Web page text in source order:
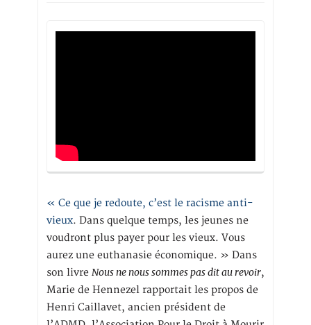
« Ce que je redoute, c’est le racisme anti-
vieux. Dans quelque temps, les jeunes ne
voudront plus payer pour les vieux. Vous
aurez une euthanasie économique. » Dans
son livre Nous ne nous sommes pas dit au revoir,
Marie de Hennezel rapportait les propos de
Henri Caillavet, ancien président de